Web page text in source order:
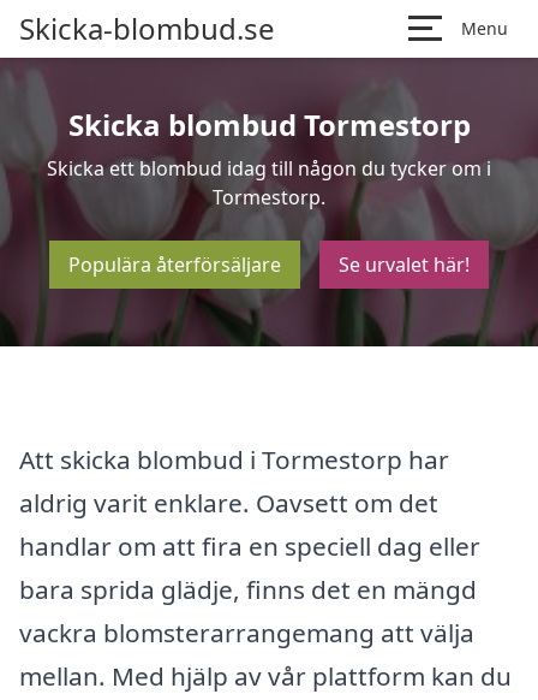
Skicka-blombud.se Menu
Skicka blombud Tormestorp
Skicka ett blombud idag till någon du tycker om i
Tormestorp.
Populära återförsäljare Se urvalet här!
Att skicka blombud i Tormestorp har
aldrig varit enklare. Oavsett om det
handlar om att fira en speciell dag eller
bara sprida glädje, finns det en mängd
vackra blomsterarrangemang att välja
mellan. Med hjälp av vår plattform kan du